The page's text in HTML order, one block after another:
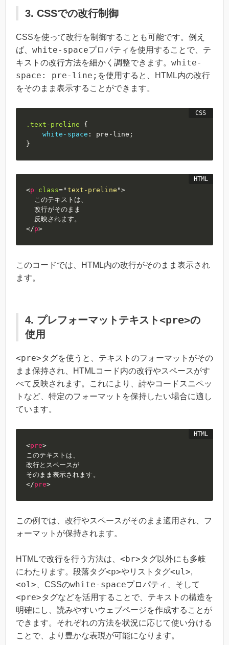
3. CSSでの改行制御
CSSを使って改行を制御することも可能です。例え
ば、 white-spaceプロパティを使用することで、テ
キストの改行方法を細かく調整できます。 white-
space: pre-line; を使用すると、HTML内の改行
をそのまま表示することができます。
.text-preline
{
white-space : pre-line ;
}
<p class=" text-preline ">
  このテキストは、
  改行がそのまま
</p>
このコードでは、HTML内の改行がそのまま表示され
ます。
4. プレフォーマットテキスト<pre>の
使用
<pre>タグを使うと、テキストのフォーマットがその
まま保持され、HTMLコード内の改行やスペースがす
べて反映されます。これにより、詩やコードスニペッ
トなど、特定のフォーマットを保持したい場合に適し
ています。
<pre>
このテキストは、
改行とスペースが
</pre>
この例では、改行やスペースがそのまま適用され、フ
ォーマットが保持されます。
HTMLで改行を行う方法は、 <br>タグ以外にも多岐
にわたります。段落タグ<p>やリストタグ<ul>,
<ol> 、CSSのwhite-spaceプロパティ、そして
<pre>タグなどを活用することで、テキストの構造を
明確にし、読みやすいウェブページを作成することが
できます。それぞれの方法を状況に応じて使い分ける
ことで、より豊かな表現が可能になります。